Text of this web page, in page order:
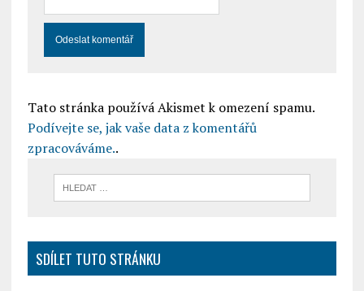
Tato stránka používá Akismet k omezení spamu.
Podívejte se, jak vaše data z komentářů
zpracováváme..
SDÍLET TUTO STRÁNKU